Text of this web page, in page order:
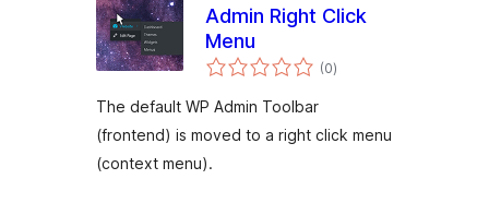
Admin Right Click
Menu
(0전
체)
The default WP Admin Toolbar
(frontend) is moved to a right click menu
(context menu).